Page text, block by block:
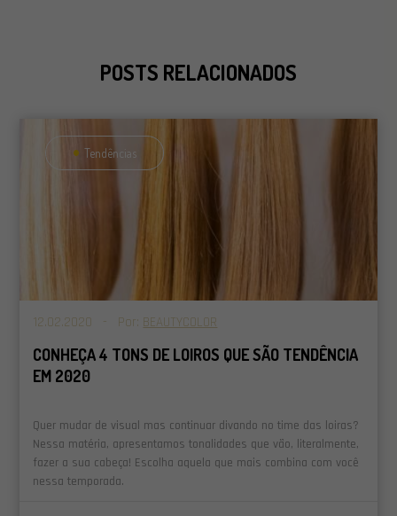
POSTS RELACIONADOS
Tendências
12.02.2020 - Por: BEAUTYCOLOR
CONHEÇA 4 TONS DE LOIROS QUE SÃO TENDÊNCIA
EM 2020
Quer mudar de visual mas continuar divando no time das loiras?
Nessa matéria, apresentamos tonalidades que vão, literalmente,
fazer a sua cabeça! Escolha aquela que mais combina com você
nessa temporada.